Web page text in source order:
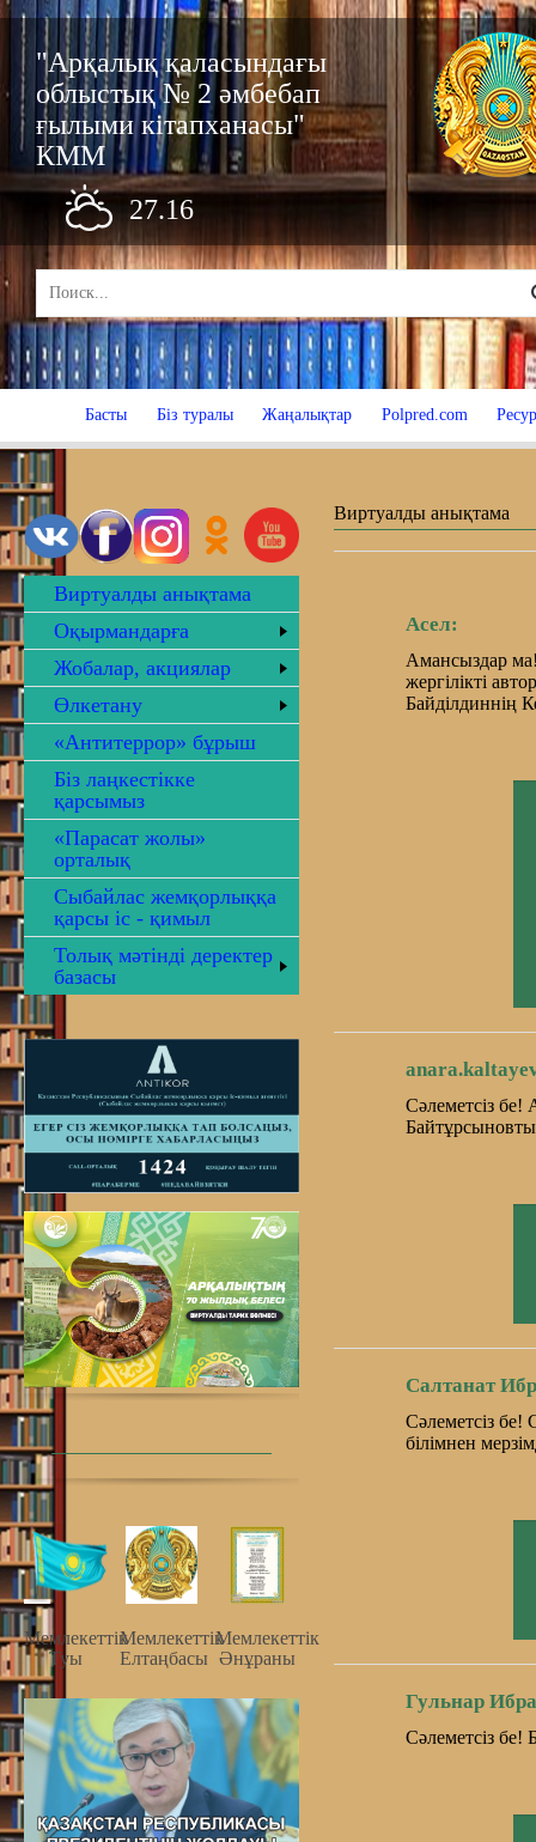
"Арқалық қаласындағы
облыстық № 2 әмбебап
ғылыми кітапханасы"
КММ
27.16
Басты Біз туралы Жаңалықтар Polpred.com
Виртуалды анықтама
Оқырмандарға
Жобалар, акциялар
Өлкетану
«Антитеррор» бұрыш
Біз лаңкестікке
қарсымыз
«Парасат жолы»
орталық
Сыбайлас жемқорлыққа
қарсы іс - қимыл
Толық мәтінді деректер
базасы
Мемлекеттiк
Туы
Мемлекеттiк
Елтаңбасы
Мемлекеттiк
Әнұраны
Виртуалды анықтама
Асел:
Амансыздар
жергілікті
Байділдиннің
Сәлеметсіз бе!
Салтанат
Сәлеметсіз бе!
білімнен
Гульнар
Сәлеметсіз бе!